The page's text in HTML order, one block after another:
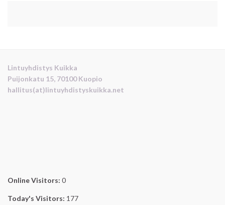
Lintuyhdistys Kuikka
Puijonkatu 15, 70100 Kuopio
hallitus(at)lintuyhdistyskuikka.net
Online Visitors: 0
Today's Visitors: 177